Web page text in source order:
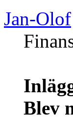
Jan-Olof
Blev